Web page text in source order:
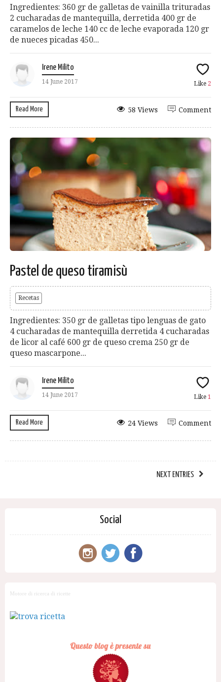
Ingredientes: 360 gr de galletas de vainilla trituradas
2 cucharadas de mantequilla, derretida 400 gr de
caramelos de leche 140 cc de leche evaporada 120 gr
de nueces picadas 450...
Irene Milito
14 June 2017 Like 2
Read More Comment
58 Views
Pastel de queso tiramisù
Recetas
Ingredientes: 350 gr de galletas tipo lenguas de gato
4 cucharadas de mantequilla derretida 4 cucharadas
de licor al café 600 gr de queso crema 250 gr de
queso mascarpone...
Irene Milito
14 June 2017 Like 1
Read More Comment
24 Views
NEXT ENTRIES
Social
Motore di ricerca di ricette